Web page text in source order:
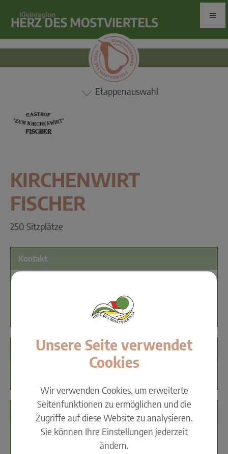
Etappenauswahl
KIRCHENWIRT
FISCHER
250 Sitzplätze
Kontakt
office@kirchenwirt-fischer.at
www.kirchenwirt-fischer.at
Öffnungszeiten
Geschäftsführer
Fischer Gabriele
Unsere Seite verwendet
Cookies
Wir verwenden Cookies, um erweiterte
Seitenfunktionen zu ermöglichen und die
Zugriffe auf diese Website zu analysieren.
Sie können Ihre Einstellungen jederzeit
ändern.